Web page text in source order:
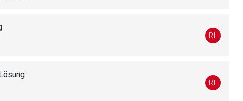
RL
RL
Web-Seite ist deren